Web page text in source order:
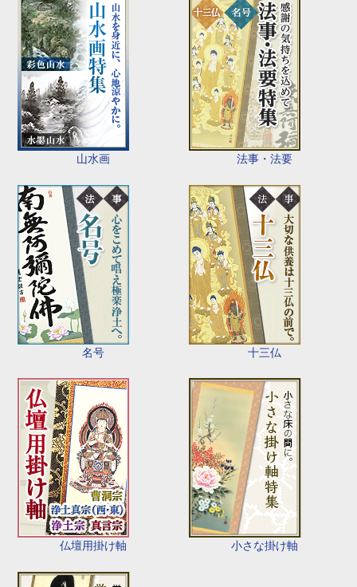
山水画 法事・法要
名号 十三仏
仏壇用掛け軸 小さな掛け軸